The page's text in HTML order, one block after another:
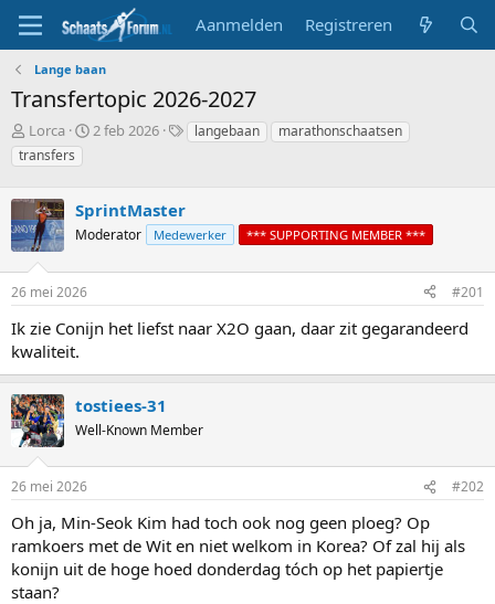
Aanmelden Registreren
Lange baan
Transfertopic 2026-2027
T
o
p
c
s
t
a
r
t
e
r
Lorca
S
t
d
t
m
2 feb 2026
Tlangebaan
marathonschaatsen
transfers
SprintMaster
Moderator Medewerker *** SUPPORTING MEMBER ***
26 mei 2026 #201
Ik zie Conijn het liefst naar X2O gaan, daar zit gegarandeerd
kwaliteit.
tostiees-31
Well-Known Member
26 mei 2026 #202
Oh ja, Min-Seok Kim had toch ook nog geen ploeg? Op
ramkoers met de Wit en niet welkom in Korea? Of zal hij als
konijn uit de hoge hoed donderdag tóch op het papiertje
staan?